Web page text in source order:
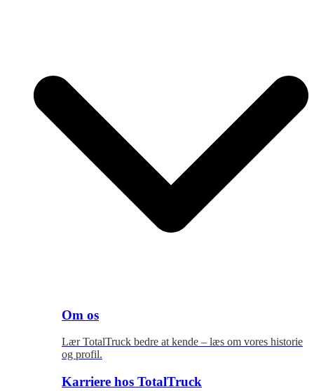
Om os
Lær TotalTruck bedre at kende – læs om vores historie
og profil.
Karriere hos TotalTruck